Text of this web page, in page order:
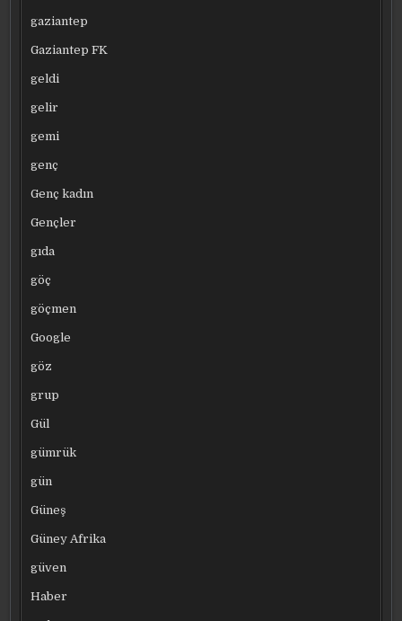
gaziantep
Gaziantep FK
geldi
gelir
gemi
genç
Genç kadın
Gençler
gıda
göç
göçmen
Google
göz
grup
Gül
gümrük
gün
Güneş
Güney Afrika
güven
Haber